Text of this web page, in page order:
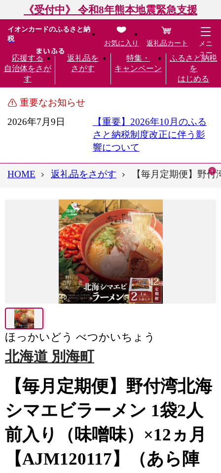
《受付中》 令和8年熊本地震緊急支援
イオンカードのふるさと納
税
応援する
自治体をさが
す
返礼品を
さがす
特集・
キャンペーン
ふるさと納税
を
はじめる
お気に入り 返礼品カート
メニ
ュー
重要なお知らせ
2026年7月9日
【重要】2026年10月のふる
さと納税制度改正に伴う影
響について
HOME 返礼品をさがす 【毎月定期便】野
ほっかいどう べつかいちょう
北海道 別海町
【毎月定期便】野付湾北海
シマエビラーメン 1袋2人
前入り（味噌味）×12ヵ月
【AJM120117】（あら陣